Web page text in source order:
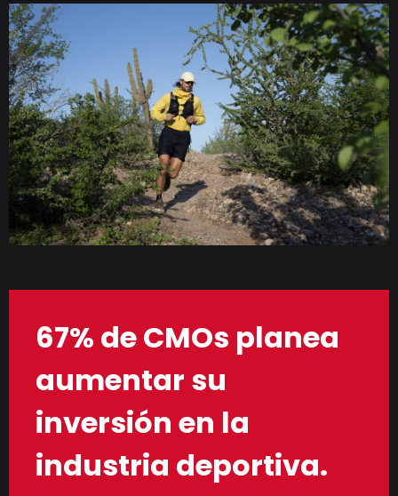
67% de CMOs planea
aumentar su
inversión en la
industria deportiva.